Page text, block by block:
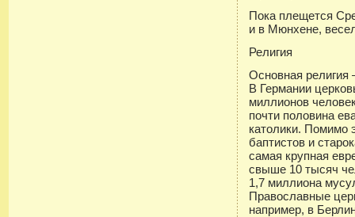
Пока плещется
и в Мюнхене,
Религия
Основная религия
В Германии
миллионов
почти половина
католики. Помимо
баптистов и
самая крупная
свыше 10 тысяч
1,7 миллиона
Православные
например, в